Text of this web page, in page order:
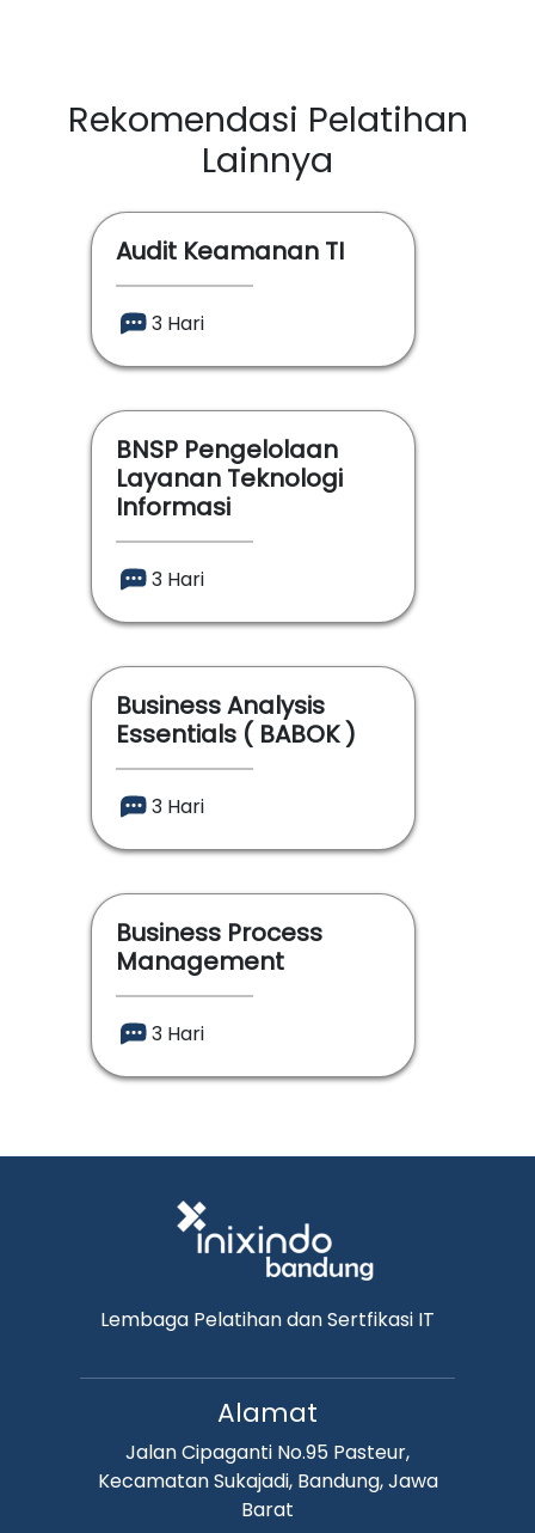
Rekomendasi Pelatihan
Lainnya
Audit Keamanan TI
3 Hari
BNSP Pengelolaan
Layanan Teknologi
Informasi
3 Hari
Business Analysis
Essentials ( BABOK )
3 Hari
Business Process
Management
3 Hari
Lembaga Pelatihan dan Sertfikasi IT
Alamat
Jalan Cipaganti No.95 Pasteur,
Kecamatan Sukajadi, Bandung, Jawa
Barat